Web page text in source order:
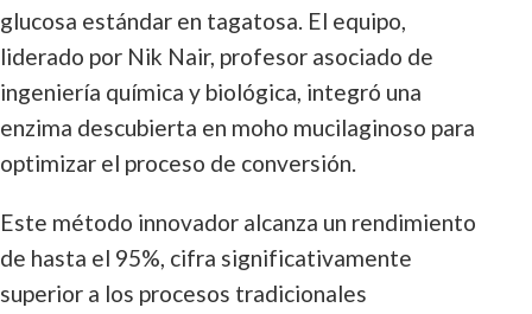
glucosa estándar en tagatosa. El equipo,
liderado por Nik Nair, profesor asociado de
ingeniería química y biológica, integró una
enzima descubierta en moho mucilaginoso para
optimizar el proceso de conversión.
Este método innovador alcanza un rendimiento
de hasta el 95%, cifra significativamente
superior a los procesos tradicionales